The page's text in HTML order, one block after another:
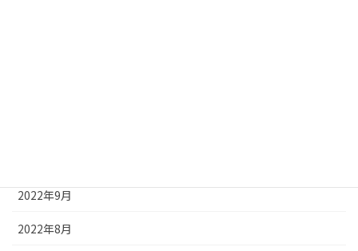
2022年9月
2022年8月